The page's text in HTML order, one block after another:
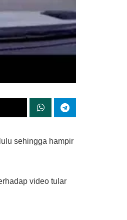
sehingga hampir
video tular